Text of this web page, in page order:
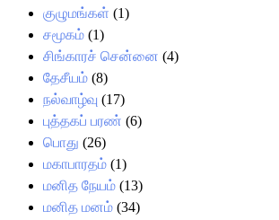
குழுமங்கள் (1)
சமூகம் (1)
சிங்காரச் சென்னை (4)
தேசீயம் (8)
நல்வாழ்வு (17)
புத்தகப் பரண் (6)
பொது (26)
மகாபாரதம் (1)
மனித நேயம் (13)
மனித மனம் (34)